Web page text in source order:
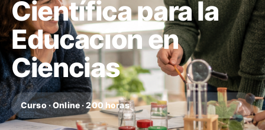
Científica para la
Educación en
Ciencias
Curso · Online · 200 horas